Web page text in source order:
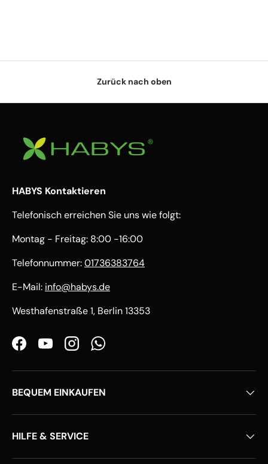
Zurück nach oben
HABYS Kontaktieren
Telefonisch erreichen Sie uns wie folgt:
Montag - Freitag: 8:00 -16:00
Telefonnummer:01736383764
E-Mail: info@habys.de
Westhafenstraße 1, Berlin 13353
FacebookYouTubeInstagramWhatsApp
BEQUEM EINKAUFEN
HILFE & SERVICE